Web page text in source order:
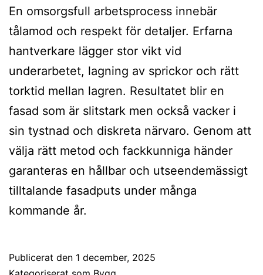
En omsorgsfull arbetsprocess innebär
tålamod och respekt för detaljer. Erfarna
hantverkare lägger stor vikt vid
underarbetet, lagning av sprickor och rätt
torktid mellan lagren. Resultatet blir en
fasad som är slitstark men också vacker i
sin tystnad och diskreta närvaro. Genom att
välja rätt metod och fackkunniga händer
garanteras en hållbar och utseendemässigt
tilltalande fasadputs under många
kommande år.
Publicerat den 1 december, 2025